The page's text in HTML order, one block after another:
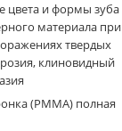
цвета и формы зуба
материала при
твердых
клиновидный
(РММА) полная